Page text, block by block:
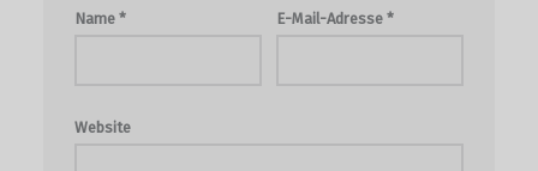
Name * E-Mail-Adresse*
Website